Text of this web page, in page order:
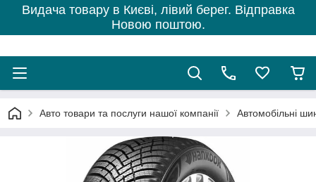
Видача товару в Києві, лівий берег. Відправка
Новою поштою.
Авто товари та послуги нашої компанії Автомобільні